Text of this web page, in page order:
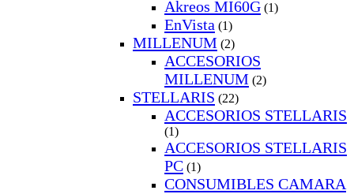
Akreos MI60G (1)
EnVista (1)
MILLENUM (2)
ACCESORIOS
MILLENUM (2)
STELLARIS (22)
ACCESORIOS STELLARIS
(1)
ACCESORIOS STELLARIS
PC (1)
CONSUMIBLES CAMARA